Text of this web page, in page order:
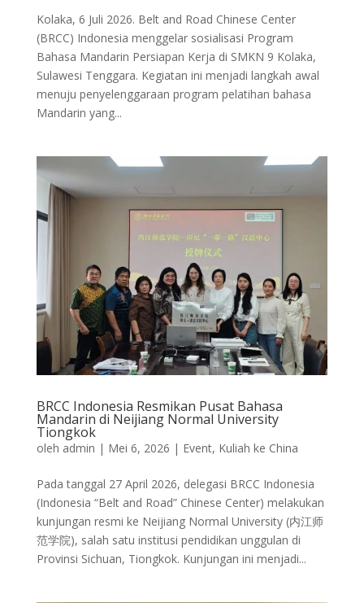
Kolaka, 6 Juli 2026. Belt and Road Chinese Center
(BRCC) Indonesia menggelar sosialisasi Program
Bahasa Mandarin Persiapan Kerja di SMKN 9 Kolaka,
Sulawesi Tenggara. Kegiatan ini menjadi langkah awal
menuju penyelenggaraan program pelatihan bahasa
Mandarin yang...
BRCC Indonesia Resmikan Pusat Bahasa
Mandarin di Neijiang Normal University
Tiongkok
oleh admin | Mei 6, 2026 | Event, Kuliah ke China
Pada tanggal 27 April 2026, delegasi BRCC Indonesia
(Indonesia “Belt and Road” Chinese Center) melakukan
kunjungan resmi ke Neijiang Normal University (内江师
范学院), salah satu institusi pendidikan unggulan di
Provinsi Sichuan, Tiongkok. Kunjungan ini menjadi...